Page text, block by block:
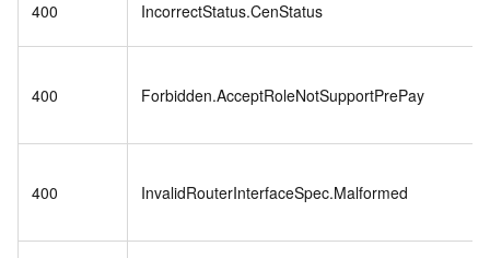
400 IncorrectStatus.CenStatus
400 Forbidden.AcceptRoleNotSupportPrePay
400 InvalidRouterInterfaceSpec.Malformed